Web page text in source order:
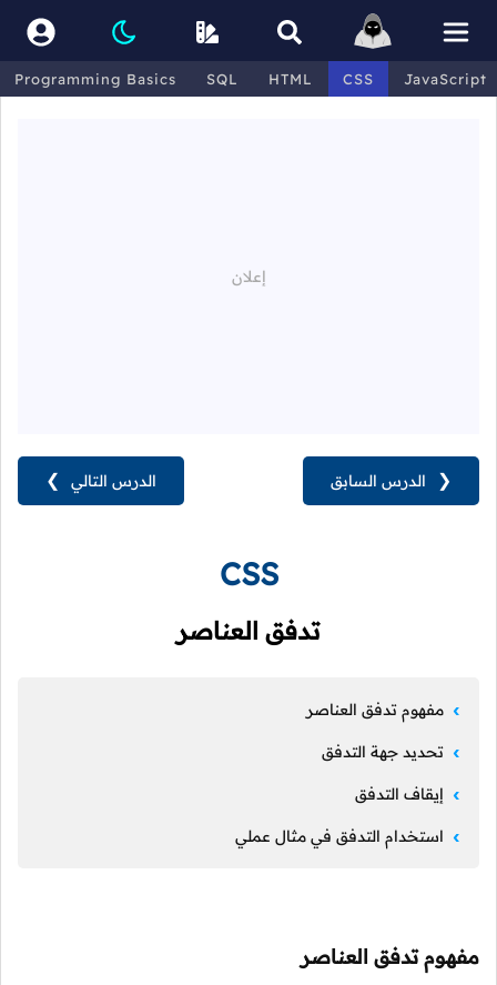
Programming Basics SQL HTML CSS JavaScript
الدرس التالي ❯ ❮ الدرس السابق
CSS
تدفق العناصر
مفهوم تدفق العناصر
تحديد جهة التدفق
إيقاف التدفق
استخدام التدفق في مثال عملي
مفهوم تدفق العناصر